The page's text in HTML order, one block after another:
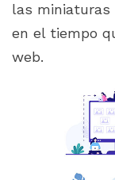
las
en el tiempo
web.